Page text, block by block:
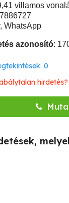
villamos
WhatsApp
azonosító:
0
hirdetés?